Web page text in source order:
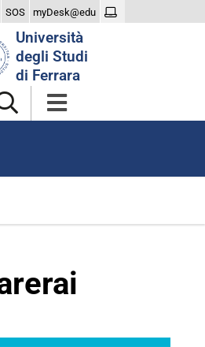
SOS myDesk@edu
Università
degli Studi
di Ferrara